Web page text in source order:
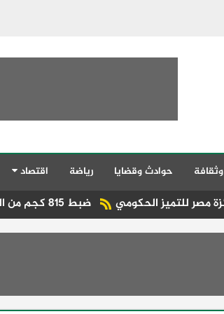
حوادث وقضايا رياضة اقتصاد
ضبط 815 كجم من النفايات الطبية الخطرة قبل تسريبها بكفر الشيخ